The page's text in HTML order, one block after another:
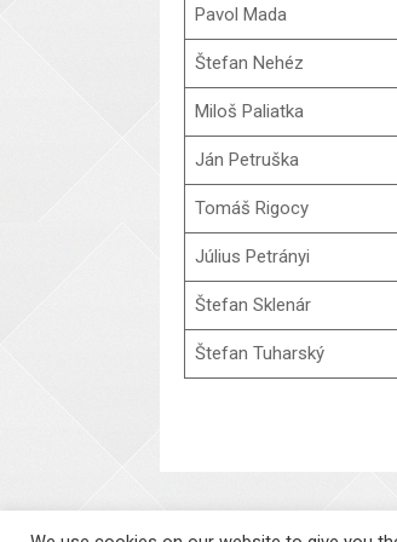
Pavol Mada
Štefan Nehéz
Miloš Paliatka
Ján Petruška
Tomáš Rigocy
Július Petrányi
Štefan Sklenár
Štefan Tuharský